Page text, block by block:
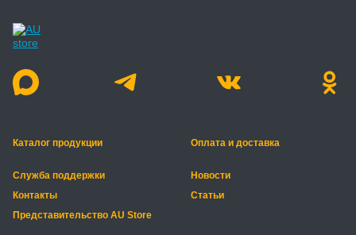
Каталог продукции Оплата и доставка
Служба поддержки
Новости
Контакты
Статьи
Представительство AU Store